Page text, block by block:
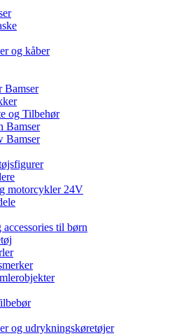
og kåber
Bamser
og Tilbehør
Bamser
Bamser
motorcykler 24V
til børn
og udrykningskøretøjer